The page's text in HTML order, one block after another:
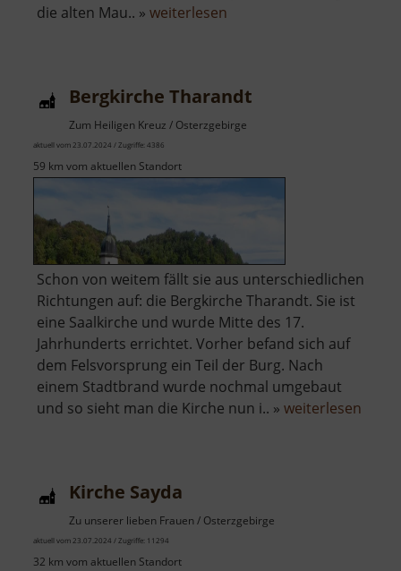
die alten Mau.. » weiterlesen
Bergkirche Tharandt
Zum Heiligen Kreuz / Osterzgebirge
aktuell vom 23.07.2024 / Zugriffe: 4386
59 km vom aktuellen Standort
Schon von weitem fällt sie aus unterschiedlichen
Richtungen auf: die Bergkirche Tharandt. Sie ist
eine Saalkirche und wurde Mitte des 17.
Jahrhunderts errichtet. Vorher befand sich auf
dem Felsvorsprung ein Teil der Burg. Nach
einem Stadtbrand wurde nochmal umgebaut
und so sieht man die Kirche nun i.. » weiterlesen
Kirche Sayda
Zu unserer lieben Frauen / Osterzgebirge
aktuell vom 23.07.2024 / Zugriffe: 11294
32 km vom aktuellen Standort